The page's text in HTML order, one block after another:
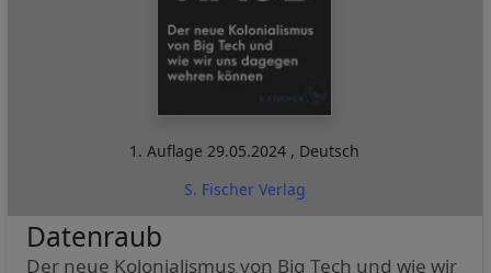
1. Auflage29.05.2024 , Deutsch
S. Fischer Verlag
Datenraub
Der neue Kolonialismus von Big Tech und wie wir